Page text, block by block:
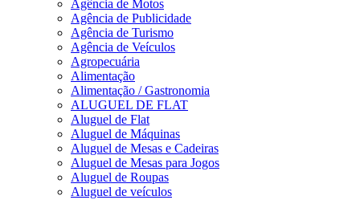
Agência de Motos
Agência de Publicidade
Agência de Turismo
Agência de Veículos
Agropecuária
Alimentação
Alimentação / Gastronomia
ALUGUEL DE FLAT
Aluguel de Flat
Aluguel de Máquinas
Aluguel de Mesas e Cadeiras
Aluguel de Mesas para Jogos
Aluguel de Roupas
Aluguel de veículos